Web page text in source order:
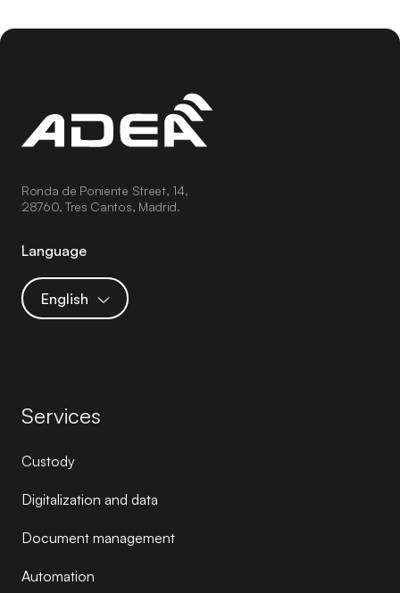
Ronda de Poniente Street, 14,
28760, Tres Cantos, Madrid.
Language
English
Services
Custody
Digitalization and data
Document management
Automation